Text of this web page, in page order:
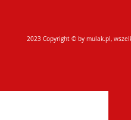
2023 Copyright © by mulak.pl,